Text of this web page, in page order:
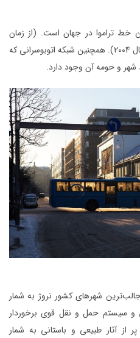
خط تراموا در جهان است. (از زمان
بسته شدن تراموای آرخانگلسک در سال 2004). همچنین شبکه اتوبوسرانی که
شهرهای کشور نروژ به شمار
و سیستم حمل و نقل قوی برخوردار
آثار طبیعی و باستانی به شمار